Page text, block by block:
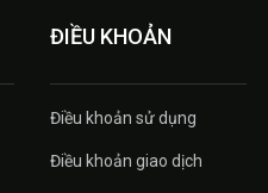
ĐIỀU KHOẢN
Điều khoản sử dụng
Điều khoản giao dịch